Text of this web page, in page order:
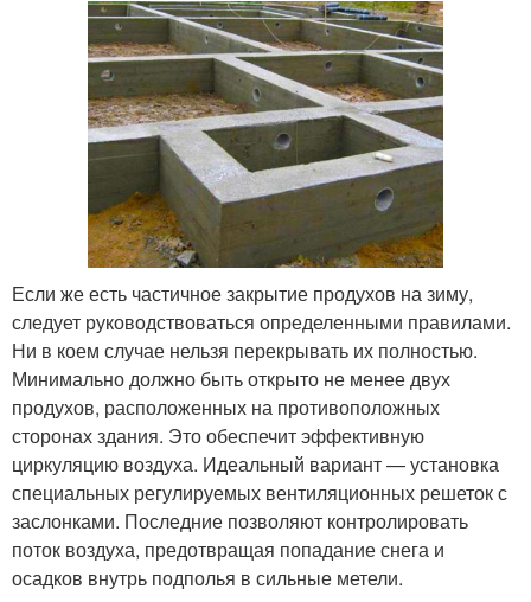
Если же есть частичное закрытие продухов на зиму,
следует руководствоваться определенными правилами.
Ни в коем случае нельзя перекрывать их полностью.
Минимально должно быть открыто не менее двух
продухов, расположенных на противоположных
сторонах здания. Это обеспечит эффективную
циркуляцию воздуха. Идеальный вариант — установка
специальных регулируемых вентиляционных решеток с
заслонками. Последние позволяют контролировать
поток воздуха, предотвращая попадание снега и
осадков внутрь подполья в сильные метели.